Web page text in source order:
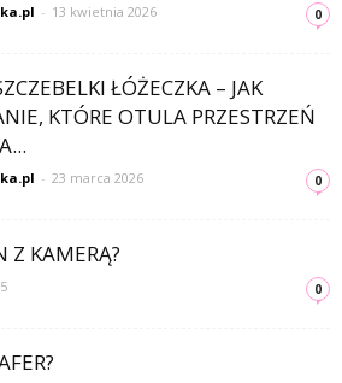
- 13 kwietnia 2026 0
ŁÓŻECZKA – JAK
KTÓRE OTULA PRZESTRZEŃ
- 23 marca 2026 0
Z KAMERĄ?
0